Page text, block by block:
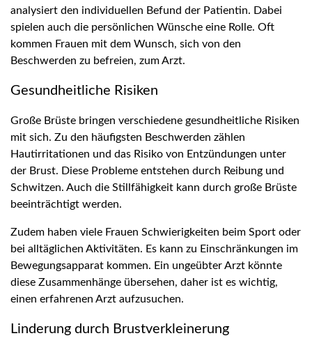
analysiert den individuellen Befund der Patientin. Dabei
spielen auch die persönlichen Wünsche eine Rolle. Oft
kommen Frauen mit dem Wunsch, sich von den
Beschwerden zu befreien, zum Arzt.
Gesundheitliche Risiken
Große Brüste bringen verschiedene gesundheitliche Risiken
mit sich. Zu den häufigsten Beschwerden zählen
Hautirritationen und das Risiko von Entzündungen unter
der Brust. Diese Probleme entstehen durch Reibung und
Schwitzen. Auch die Stillfähigkeit kann durch große Brüste
beeinträchtigt werden.
Zudem haben viele Frauen Schwierigkeiten beim Sport oder
bei alltäglichen Aktivitäten. Es kann zu Einschränkungen im
Bewegungsapparat kommen. Ein ungeübter Arzt könnte
diese Zusammenhänge übersehen, daher ist es wichtig,
einen erfahrenen Arzt aufzusuchen.
Linderung durch Brustverkleinerung